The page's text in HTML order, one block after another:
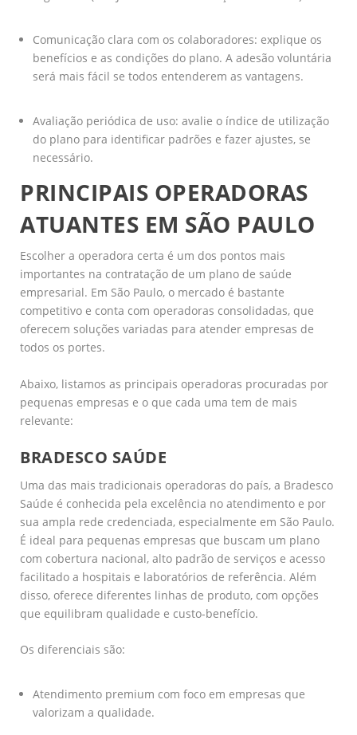
Comunicação clara com os colaboradores: explique os
benefícios e as condições do plano. A adesão voluntária
será mais fácil se todos entenderem as vantagens.
Avaliação periódica de uso: avalie o índice de utilização
do plano para identificar padrões e fazer ajustes, se
necessário.
PRINCIPAIS OPERADORAS
ATUANTES EM SÃO PAULO
Escolher a operadora certa é um dos pontos mais
importantes na contratação de um plano de saúde
empresarial. Em São Paulo, o mercado é bastante
competitivo e conta com operadoras consolidadas, que
oferecem soluções variadas para atender empresas de
todos os portes.
Abaixo, listamos as principais operadoras procuradas por
pequenas empresas e o que cada uma tem de mais
relevante:
BRADESCO SAÚDE
Uma das mais tradicionais operadoras do país, a Bradesco
Saúde é conhecida pela excelência no atendimento e por
sua ampla rede credenciada, especialmente em São Paulo.
É ideal para pequenas empresas que buscam um plano
com cobertura nacional, alto padrão de serviços e acesso
facilitado a hospitais e laboratórios de referência. Além
disso, oferece diferentes linhas de produto, com opções
que equilibram qualidade e custo-benefício.
Os diferenciais são:
Atendimento premium com foco em empresas que
valorizam a qualidade.